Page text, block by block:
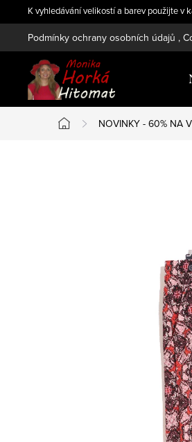
na
K vyhledávání velikostí a barev použijte v
Podmínky ochrany osobních údajů ,
Domů
NOVINKY - 60% NA